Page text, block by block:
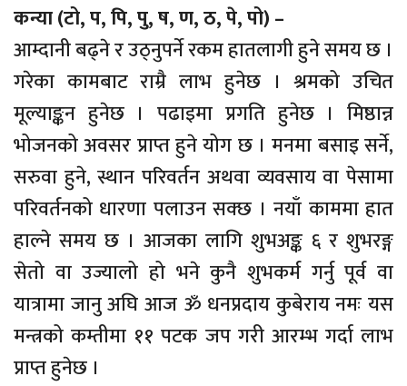
कन्या (टो, प, पि, पु, ष, ण, ठ, पे, पो) –
आम्दानी बढ्ने र उठ्नुपर्ने रकम हातलागी हुने समय छ ।
गरेका कामबाट राम्रै लाभ हुनेछ । श्रमको उचित
मूल्याङ्कन हुनेछ । पढाइमा प्रगति हुनेछ । मिष्ठान्न
भोजनको अवसर प्राप्त हुने योग छ । मनमा बसाइ सर्ने,
सरुवा हुने, स्थान परिवर्तन अथवा व्यवसाय वा पेसामा
परिवर्तनको धारणा पलाउन सक्छ । नयाँ काममा हात
हाल्ने समय छ । आजका लागि शुभअङ्क ६ र शुभरङ्ग
सेतो वा उज्यालो हो भने कुनै शुभकर्म गर्नु पूर्व वा
यात्रामा जानु अघि आज ॐ धनप्रदाय कुबेराय नमः यस
मन्त्रको कम्तीमा ११ पटक जप गरी आरम्भ गर्दा लाभ
प्राप्त हुनेछ ।